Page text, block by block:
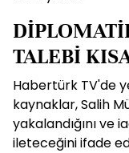
TALEBİ
Habertürk TV'de
kaynaklar, Salih
yakalandığını ve
ileteceğini ifade